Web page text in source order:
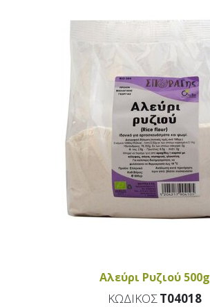
Αλεύρι Ρυζιού 500g
ΚΩΔΙΚΟΣT04018